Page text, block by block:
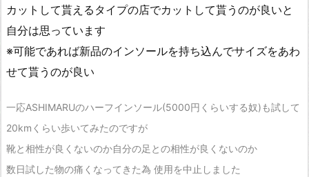
カットして貰えるタイプの店でカットして貰うのが良いと
自分は思っています
※可能であれば新品のインソールを持ち込んでサイズをあわ
せて貰うのが良い
一応ASHIMARUのハーフインソール(5000円くらいする奴)も試して
20kmくらい歩いてみたのですが
靴と相性が良くないのか自分の足との相性が良くないのか
数日試した物の痛くなってきた為 使用を中止しました